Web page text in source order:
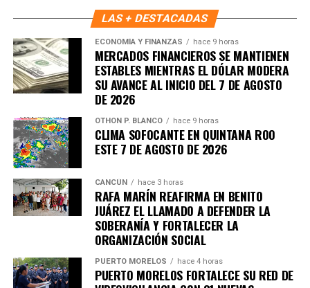
Recibe las noticias al instante
Únete al canal oficial de WhatsApp de
importantes de Quintana Roo directamente
en tu teléfono.
LAS + DESTACADAS
ECONOMÍA Y FINANZAS hace 9 horas
MERCADOS FINANCIEROS SE MANTIENEN
ESTABLES MIENTRAS EL DÓLAR MODERA
SU AVANCE AL INICIO DEL 7 DE AGOSTO
DE 2026
OTHON P. BLANCO hace 9 horas
CLIMA SOFOCANTE EN QUINTANA ROO
ESTE 7 DE AGOSTO DE 2026
CANCÚN hace 3 horas
RAFA MARÍN REAFIRMA EN BENITO
JUÁREZ EL LLAMADO A DEFENDER LA
SOBERANÍA Y FORTALECER LA
ORGANIZACIÓN SOCIAL
PUERTO MORELOS hace 4 horas
PUERTO MORELOS FORTALECE SU RED DE